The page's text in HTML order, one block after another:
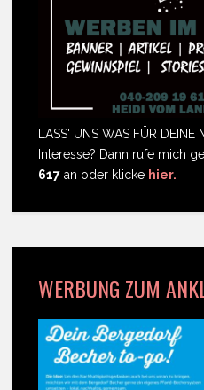
LASS' UNS WAS FÜR
Interesse? Dann rufe mich
617 an oder klicke hier.
WERBUNG ZUM